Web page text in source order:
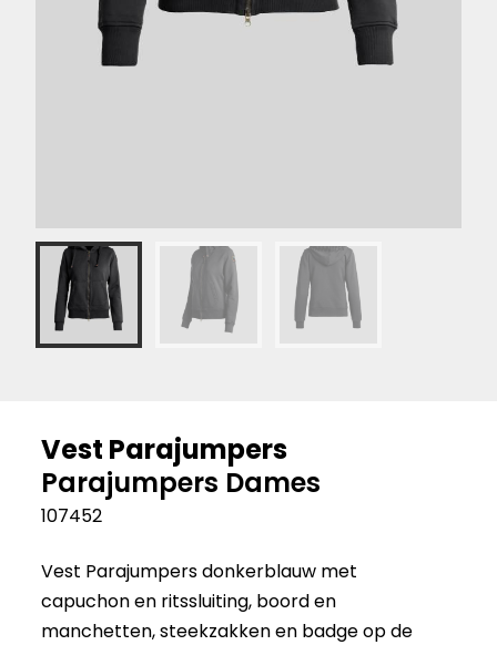
Vest Parajumpers
Parajumpers Dames
107452
Vest Parajumpers donkerblauw met
capuchon en ritssluiting, boord en
manchetten, steekzakken en badge op de